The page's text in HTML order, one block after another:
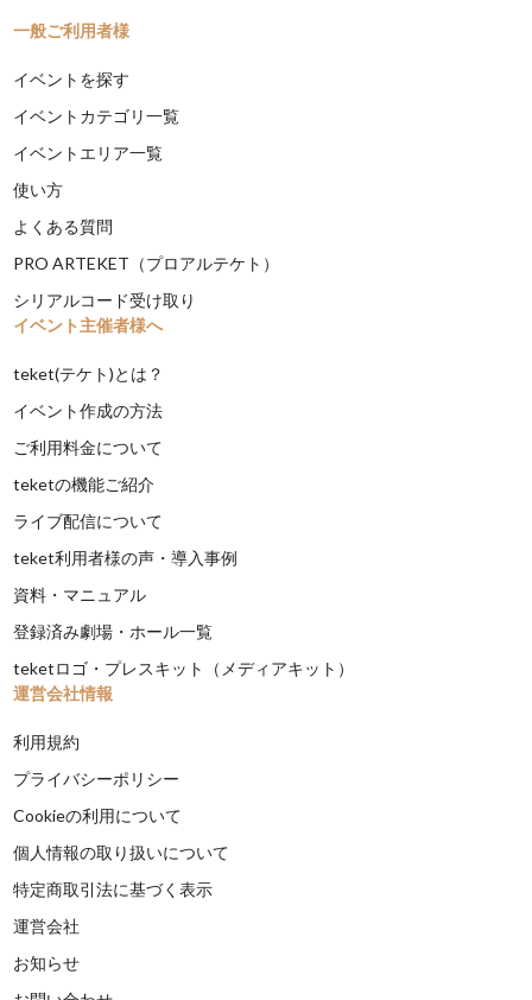
一般ご利用者様
イベントを探す
イベントカテゴリ一覧
イベントエリア一覧
使い方
よくある質問
PRO ARTEKET（プロアルテケト）
シリアルコード受け取り
イベント主催者様へ
teket(テケト)とは？
イベント作成の方法
ご利用料金について
teketの機能ご紹介
ライブ配信について
teket利用者様の声・導入事例
資料・マニュアル
登録済み劇場・ホール一覧
teketロゴ・プレスキット（メディアキット）
運営会社情報
利用規約
プライバシーポリシー
Cookieの利用について
個人情報の取り扱いについて
特定商取引法に基づく表示
運営会社
お知らせ